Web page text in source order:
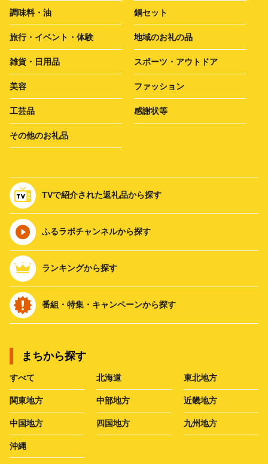
調味料・油 鍋セット
旅行・イベント・体験 地域のお礼の品
雑貨・日用品 スポーツ・アウトドア
美容 ファッション
工芸品 感謝状等
その他のお礼品
TVで紹介された返礼品から探す
ふるラボチャンネルから探す
ランキングから探す
番組・特集・キャンペーンから探す
まちから探す
すべて 北海道 東北地方
関東地方 中部地方 近畿地方
中国地方 四国地方 九州地方
沖縄